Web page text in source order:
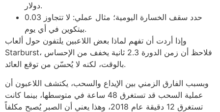
دولار.
حدد سقف الخسارة اليومية؛ مثال عملي: لا تتجاوز 0.03
بيتكوين في أي يوم.
وإذا أردت أن تفهم لماذا بعض اللاعبين يلتفون حول ألعاب
Starburst، فلاحظ أن زمن الدورة 2.3 ثانية يخفف من الإحساس
بالوقت، لكنه لا يُحسّن من توقع العائد.
وبسبب الفارق الزمني بين الإيداع والسحب، يكتشف اللاعبون أن
عملية السحب قد تستغرق 48 ساعة في متوسطها، بينما كانت
تستغرق 12 دقيقة عام 2018، وهذا يعني أن الصبر يُصبح مكلفاً